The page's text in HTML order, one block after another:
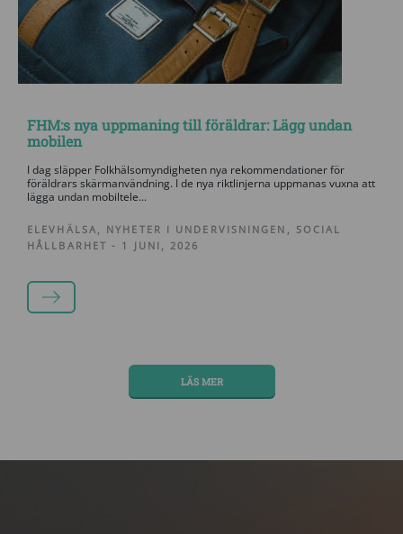
FHM:s nya uppmaning till föräldrar: Lägg undan
mobilen
I dag släpper Folkhälsomyndigheten nya rekommendationer för
föräldrars skärmanvändning. I de nya riktlinjerna uppmanas vuxna att
lägga undan mobiltele...
ELEVHÄLSA , NYHETER I UNDERVISNINGEN , SOCIAL
HÅLLBARHET - 1 JUNI, 2026
LÄS MER
LÄS MER